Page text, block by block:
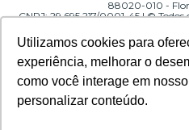
Utilizamos cookies para
experiência, melhorar o
como você interage em
personalizar conteúdo.
Utilizamos cookies para
experiência, melhorar o
como você interage em
personalizar conteúdo.
88020-010 -
CNPJ: 29.695.217/0001-45 | © Todos